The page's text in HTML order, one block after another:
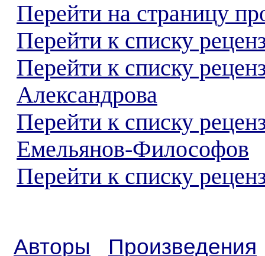
Перейти на страницу
Перейти к списку
Перейти к списку
Александрова
Перейти к списку
Емельянов-Философов
Перейти к списку
Авторы
Произведения